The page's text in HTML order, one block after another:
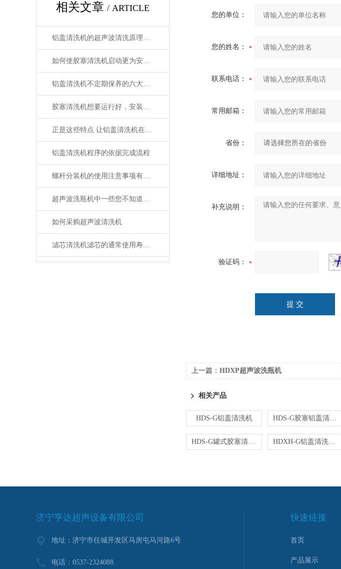
相关文章 / ARTICLE
铝盖清洗机的超声波清洗原理与干燥程序优化
如何使胶塞清洗机启动更为安全可靠？
铝盖清洗机不定期保养的六大危害
胶塞清洗机想要运行好，安装位置要选好
正是这些特点 让铝盖清洗机在众多行业得到应用
铝盖清洗机程序的依据完成流程
螺杆分装机的使用注意事项有哪些？
超声波洗瓶机中一些您不知道的小细节
如何采购超声波清洗机
滤芯清洗机滤芯的通常使用寿命是多久？
您的单位：
您的姓名：
联系电话：
常用邮箱：
省份：
详细地址：
补充说明：
验证码：
上一篇： HDXP超声波洗瓶机
相关产品
HDS-G铝盖清洗机 HDS-G胶塞铝盖清洗机厂家
HDS-G罐式胶塞清洗机 HDXH-G铝盖清洗机烘干机
济宁亨达超声设备有限公司
地址：济宁市任城开发区马房屯马河路6号
电话：0537-2324088
快速链接
首页
产品展示